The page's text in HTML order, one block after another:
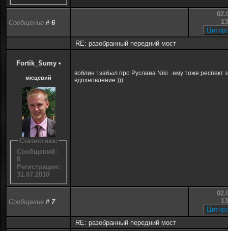
Сообщение # 6
RE: разобранный передний мост
Fortik_Sumy •
місцевий
Статистика:
Сообщений:
8
Регистрация:
31.07.2010
воблин ! забыл про Руслана Niki . ему тоже респект
вдохновление )))
Сообщение # 7
RE: разобранный передний мост